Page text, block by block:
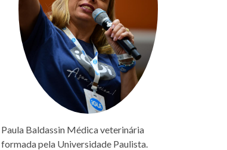
Paula Baldassin Médica veterinária
formada pela Universidade Paulista.